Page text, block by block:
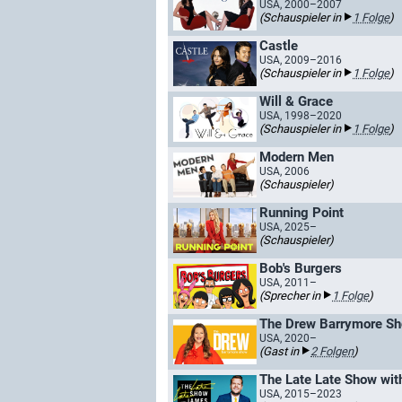
USA, 2000–2007
(Schauspieler in 1 Folge)
Castle
USA, 2009–2016
(Schauspieler in 1 Folge)
Will & Grace
USA, 1998–2020
(Schauspieler in 1 Folge)
Modern Men
USA, 2006
(Schauspieler)
Running Point
USA, 2025–
(Schauspieler)
Bob's Burgers
USA, 2011–
(Sprecher in 1 Folge)
The Drew Barrymore
USA, 2020–
(Gast in 2 Folgen)
The Late Late Show
USA, 2015–2023